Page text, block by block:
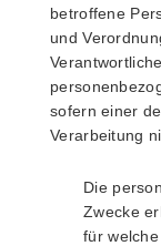
betroffene
und
sofern einer
Verarbeitung
Die
Zwecke
für